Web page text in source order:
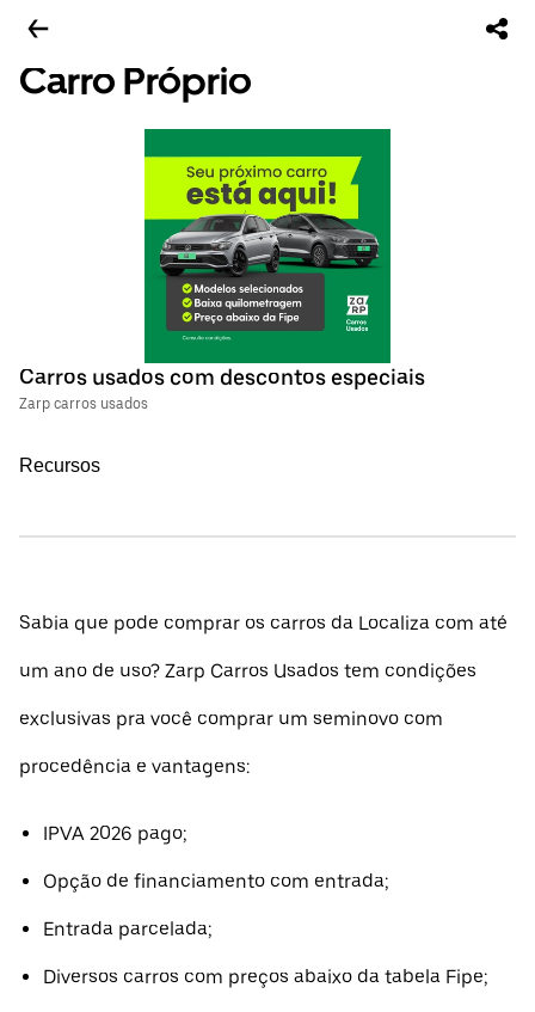
Carro Próprio
Carros usados com descontos especiais
Zarp carros usados
Recursos
Sabia que pode comprar os carros da Localiza com até
um ano de uso? Zarp Carros Usados tem condições
exclusivas pra você comprar um seminovo com
procedência e vantagens:
IPVA 2026 pago;
Opção de financiamento com entrada;
Entrada parcelada;
Diversos carros com preços abaixo da tabela Fipe;